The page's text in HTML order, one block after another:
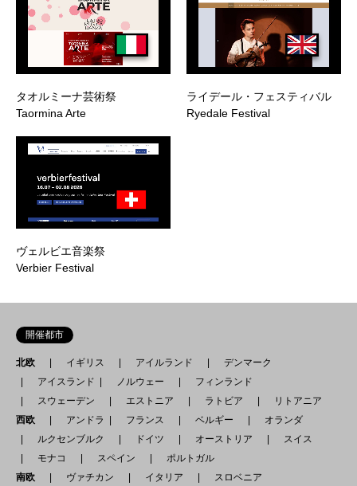
タオルミーナ芸術祭
Taormina Arte
ライデール・フェスティバル
Ryedale Festival
ヴェルビエ音楽祭
Verbier Festival
開催都市
北欧 イギリス アイルランド
デンマーク
アイスランド
ノルウェー
フィンランド
スウェーデン
エストニア ラトビア
リトアニア
西欧
アンドラ フランス ベルギー
オランダ
ルクセンブルク
ドイツ オーストリア
スイス
モナコ
スペイン
ポルトガル
南欧
ヴァチカン イタリア
スロベニア